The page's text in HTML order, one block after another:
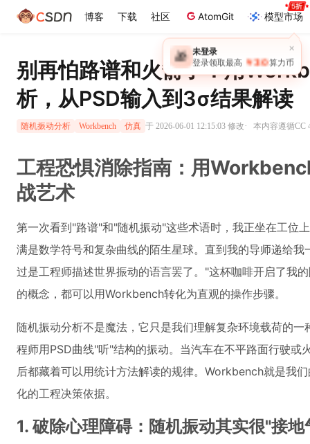
博客 下载 社区 AtomGit 模型市场
×
🎁 未登录
登录领取最高 ￥30 算力币
别再怕路谱和火箭了！用
析，从PSD输入到3σ结果解读
随机振动分析 Workbench 仿真 于 2026-06-01 12:15:03 修改· 本内容遵循CC
工程恐惧消除指南：用
战艺术
第一次看到"路谱"和"随机振动"这些术语时，我正坐在工位
满是数学符号和复杂曲线的陌生星球。直到我的导师递给
过是工程师描述世界振动的语言罢了。"这杯咖啡开启了
的概念，都可以用Workbench转化为直观的操作步骤。
随机振动分析不是魔法，它只是我们理解复杂环境载荷的
程师用PSD曲线"听"结构的振动。当汽车在不平路面行驶或
后都藏着可以用统计方法解读的规律。Workbench就是我
化的工程决策依据。
1. 破除心理障碍：随机振动其实很"接地